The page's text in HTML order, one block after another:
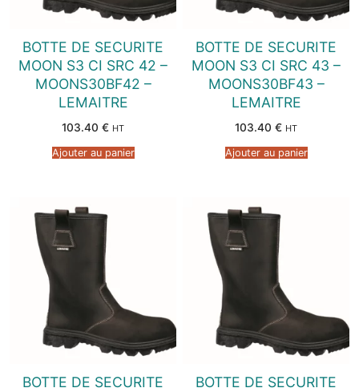
BOTTE DE SECURITE
MOON S3 CI SRC 42 –
MOONS30BF42 –
LEMAITRE
103.40 € HT
Ajouter au panier
BOTTE DE SECURITE
MOON S3 CI SRC 43 –
MOONS30BF43 –
LEMAITRE
103.40 € HT
Ajouter au panier
BOTTE DE SECURITE
BOTTE DE SECURITE